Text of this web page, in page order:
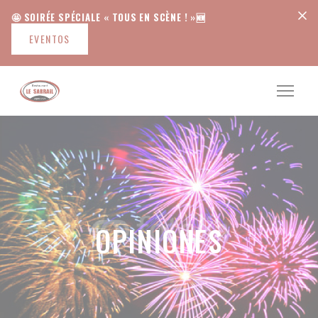
🤩 SOIRÉE SPÉCIALE « TOUS EN SCÈNE ! »🆕
EVENTOS
OPINIONES